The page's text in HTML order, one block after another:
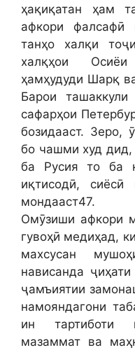
ҳақиқатан ҳам
афкори
танҳо халқи
халқҳои
ҳамҳудуди Шарқ
Барои
сафарҳои
бозидааст. Зеро,
бо чашми худ дид,
ба Русия то ба
иқтисодӣ,
мондааст47.
Омӯзиши афкори
гувоҳӣ медиҳад,
махсусан
нависанда
ҷамъиятии
намояндагони
ин тартиботи
мазаммат ва